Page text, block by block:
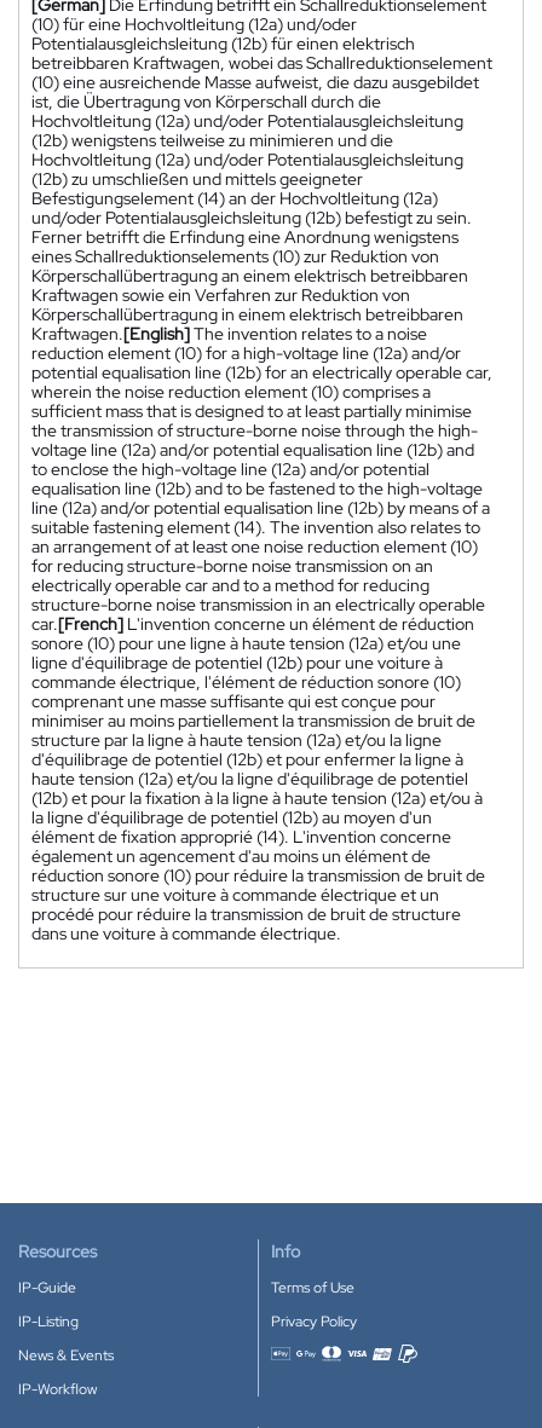
[German] Die Erfindung betrifft ein Schallreduktionselement
(10) für eine Hochvoltleitung (12a) und/oder
Potentialausgleichsleitung (12b) für einen elektrisch
betreibbaren Kraftwagen, wobei das Schallreduktionselement
(10) eine ausreichende Masse aufweist, die dazu ausgebildet
ist, die Übertragung von Körperschall durch die
Hochvoltleitung (12a) und/oder Potentialausgleichsleitung
(12b) wenigstens teilweise zu minimieren und die
Hochvoltleitung (12a) und/oder Potentialausgleichsleitung
(12b) zu umschließen und mittels geeigneter
Befestigungselement (14) an der Hochvoltleitung (12a)
und/oder Potentialausgleichsleitung (12b) befestigt zu sein.
Ferner betrifft die Erfindung eine Anordnung wenigstens
eines Schallreduktionselements (10) zur Reduktion von
Körperschallübertragung an einem elektrisch betreibbaren
Kraftwagen sowie ein Verfahren zur Reduktion von
Körperschallübertragung in einem elektrisch betreibbaren
Kraftwagen.[English]The invention relates to a noise
reduction element (10) for a high-voltage line (12a) and/or
potential equalisation line (12b) for an electrically operable car,
wherein the noise reduction element (10) comprises a
sufficient mass that is designed to at least partially minimise
the transmission of structure-borne noise through the high-
voltage line (12a) and/or potential equalisation line (12b) and
to enclose the high-voltage line (12a) and/or potential
equalisation line (12b) and to be fastened to the high-voltage
line (12a) and/or potential equalisation line (12b) by means of a
suitable fastening element (14). The invention also relates to
an arrangement of at least one noise reduction element (10)
for reducing structure-borne noise transmission on an
electrically operable car and to a method for reducing
structure-borne noise transmission in an electrically operable
car.[French] L'invention concerne un élément de réduction
sonore (10) pour une ligne à haute tension (12a) et/ou une
ligne d'équilibrage de potentiel (12b) pour une voiture à
commande électrique, l'élément de réduction sonore (10)
comprenant une masse suffisante qui est conçue pour
minimiser au moins partiellement la transmission de bruit de
structure par la ligne à haute tension (12a) et/ou la ligne
d'équilibrage de potentiel (12b) et pour enfermer la ligne à
haute tension (12a) et/ou la ligne d'équilibrage de potentiel
(12b) et pour la fixation à la ligne à haute tension (12a) et/ou à
la ligne d'équilibrage de potentiel (12b) au moyen d'un
élément de fixation approprié (14). L'invention concerne
également un agencement d'au moins un élément de
réduction sonore (10) pour réduire la transmission de bruit de
structure sur une voiture à commande électrique et un
procédé pour réduire la transmission de bruit de structure
dans une voiture à commande électrique.
Resources
IP-Guide
IP-Listing
News & Events
IP-Workflow
Info
Terms of Use
Privacy Policy
Accepted payment methods